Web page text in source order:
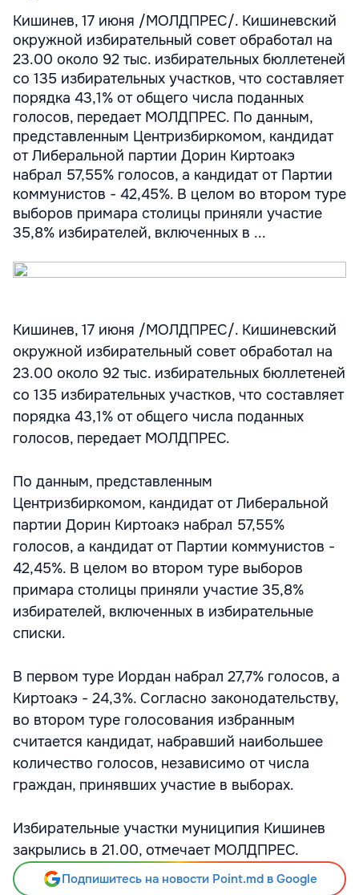
Кишинев, 17 июня /МОЛДПРЕС/. Кишиневский
окружной избирательный совет обработал на
23.00 около 92 тыс. избирательных бюллетеней
со 135 избирательных участков, что составляет
порядка 43,1% от общего числа поданных
голосов, передает МОЛДПРЕС. По данным,
представленным Центризбиркомом, кандидат
от Либеральной партии Дорин Киртоакэ
набрал 57,55% голосов, а кандидат от Партии
коммунистов - 42,45%. В целом во втором туре
выборов примара столицы приняли участие
35,8% избирателей, включенных в ...
Кишинев, 17 июня /МОЛДПРЕС/. Кишиневский
окружной избирательный совет обработал на
23.00 около 92 тыс. избирательных бюллетеней
со 135 избирательных участков, что составляет
порядка 43,1% от общего числа поданных
голосов, передает МОЛДПРЕС.
По данным, представленным
Центризбиркомом, кандидат от Либеральной
партии Дорин Киртоакэ набрал 57,55%
голосов, а кандидат от Партии коммунистов -
42,45%. В целом во втором туре выборов
примара столицы приняли участие 35,8%
избирателей, включенных в избирательные
списки.
В первом туре Иордан набрал 27,7% голосов, а
Киртоакэ - 24,3%. Согласно законодательству,
во втором туре голосования избранным
считается кандидат, набравший наибольшее
количество голосов, независимо от числа
граждан, принявших участие в выборах.
Избирательные участки муниципия Кишинев
закрылись в 21.00, отмечает МОЛДПРЕС.
Подпишитесь на новости Point.md в Google